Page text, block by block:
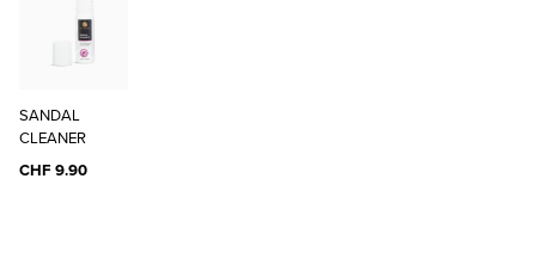
SANDAL
CLEANER
CHF 9.90